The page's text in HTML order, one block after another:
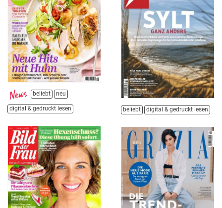
beliebt neu
digital & gedruckt lesen beliebt digital & gedruckt lesen